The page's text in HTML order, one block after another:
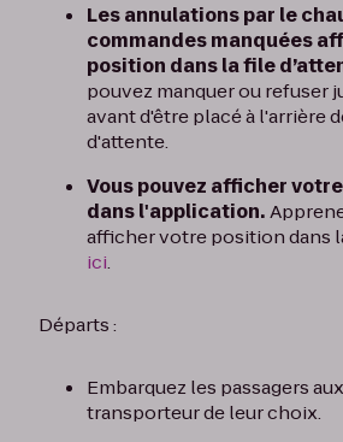
Les annulations par le
commandes manquées
position dans la file
pouvez manquer ou refuser
avant d'être placé à l'arrière
d'attente.
Vous pouvez afficher
dans l'application.
afficher votre position dans
ici.
Départs :
Embarquez les passagers
transporteur de leur choix.